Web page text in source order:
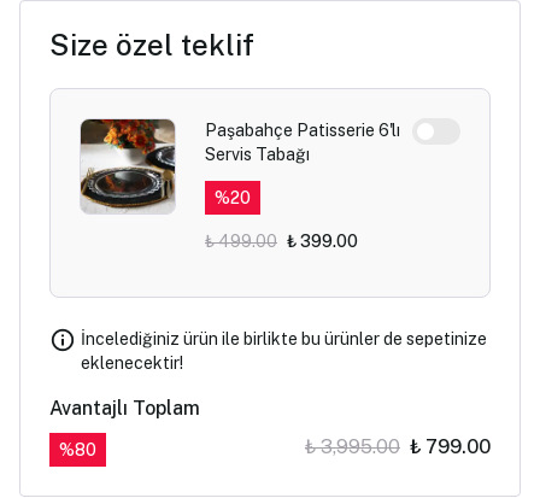
Size özel teklif
Paşabahçe Patisserie 6'lı
Servis Tabağı
%20
₺ 499.00 ₺ 399.00
İncelediğiniz ürün ile birlikte bu ürünler de sepetinize
eklenecektir!
Avantajlı Toplam
%80 ₺ 3,995.00 ₺ 799.00